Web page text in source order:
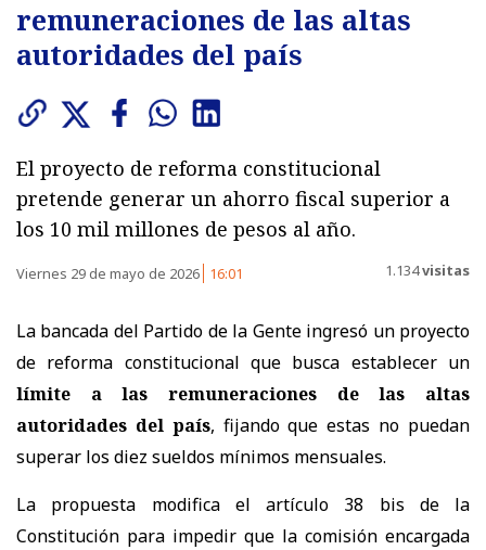
remuneraciones de las altas
autoridades del país
El proyecto de reforma constitucional
pretende generar un ahorro fiscal superior a
los 10 mil millones de pesos al año.
Viernes 29 de mayo de 2026 16:01 1.134visitas
La bancada del Partido de la Gente ingresó un proyecto
de reforma constitucional que busca establecer un
límite a las remuneraciones de las altas
autoridades del país, fijando que estas no puedan
superar los diez sueldos mínimos mensuales.
La propuesta modifica el artículo 38 bis de la
Constitución para impedir que la comisión encargada